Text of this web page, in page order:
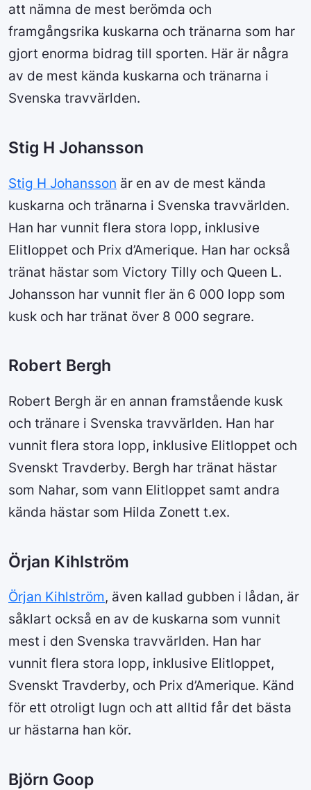
att nämna de mest berömda och
framgångsrika kuskarna och tränarna som har
gjort enorma bidrag till sporten. Här är några
av de mest kända kuskarna och tränarna i
Svenska travvärlden.
Stig H Johansson
Stig H Johansson är en av de mest kända
kuskarna och tränarna i Svenska travvärlden.
Han har vunnit flera stora lopp, inklusive
Elitloppet och Prix d’Amerique. Han har också
tränat hästar som Victory Tilly och Queen L.
Johansson har vunnit fler än 6 000 lopp som
kusk och har tränat över 8 000 segrare.
Robert Bergh
Robert Bergh är en annan framstående kusk
och tränare i Svenska travvärlden. Han har
vunnit flera stora lopp, inklusive Elitloppet och
Svenskt Travderby. Bergh har tränat hästar
som Nahar, som vann Elitloppet samt andra
kända hästar som Hilda Zonett t.ex.
Örjan Kihlström
Örjan Kihlström, även kallad gubben i lådan, är
såklart också en av de kuskarna som vunnit
mest i den Svenska travvärlden. Han har
vunnit flera stora lopp, inklusive Elitloppet,
Svenskt Travderby, och Prix d’Amerique. Känd
för ett otroligt lugn och att alltid får det bästa
ur hästarna han kör.
Björn Goop